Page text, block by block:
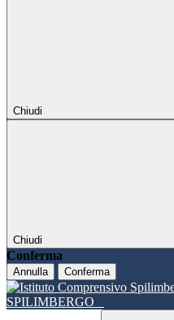
Chiudi
Chiudi
Conferma
Annulla Conferma
SPILIMBERGO